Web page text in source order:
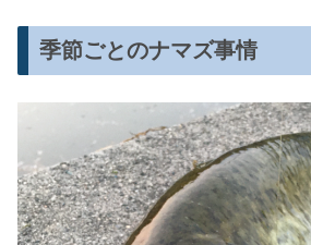
季節ごとのナマズ事情